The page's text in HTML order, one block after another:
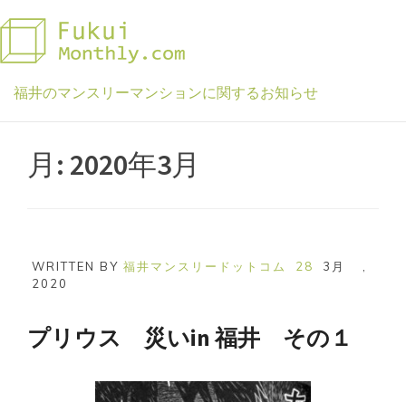
to
content
福井のマンスリーマンションに関するお知らせ
月: 2020年3月
WRITTEN BY 福井マンスリードットコム 28 3月
,
2020
プリウス 災いin 福井 その１